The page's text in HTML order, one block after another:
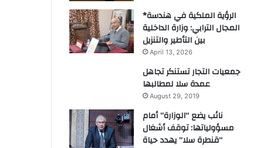
*الرؤية الملكية في هندسة
المجال الترابي: وزارة الداخلية
بين التأطير والتنزيل
April 13, 2026
جمعيات التجار تستنكر تجاهل
عمدة سلا لمطالبها
August 29, 2019
نائب يضع “الوزارة” أمام
مسؤولياتها: توقف أشغال
“قنطرة سلا” يهدد حياة